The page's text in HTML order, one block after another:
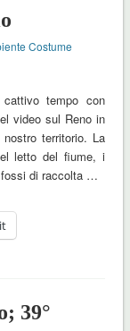
Costume
tempo con
video sul Reno in
territorio. La
letto del fiume, i
fossi di raccolta …
39°